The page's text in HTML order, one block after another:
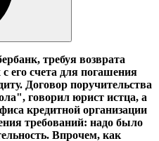
требуя возврата
его счета для погашения
Договор поручительства
говорил юрист истца, а
кредитной организации
требований: надо было
Впрочем, как